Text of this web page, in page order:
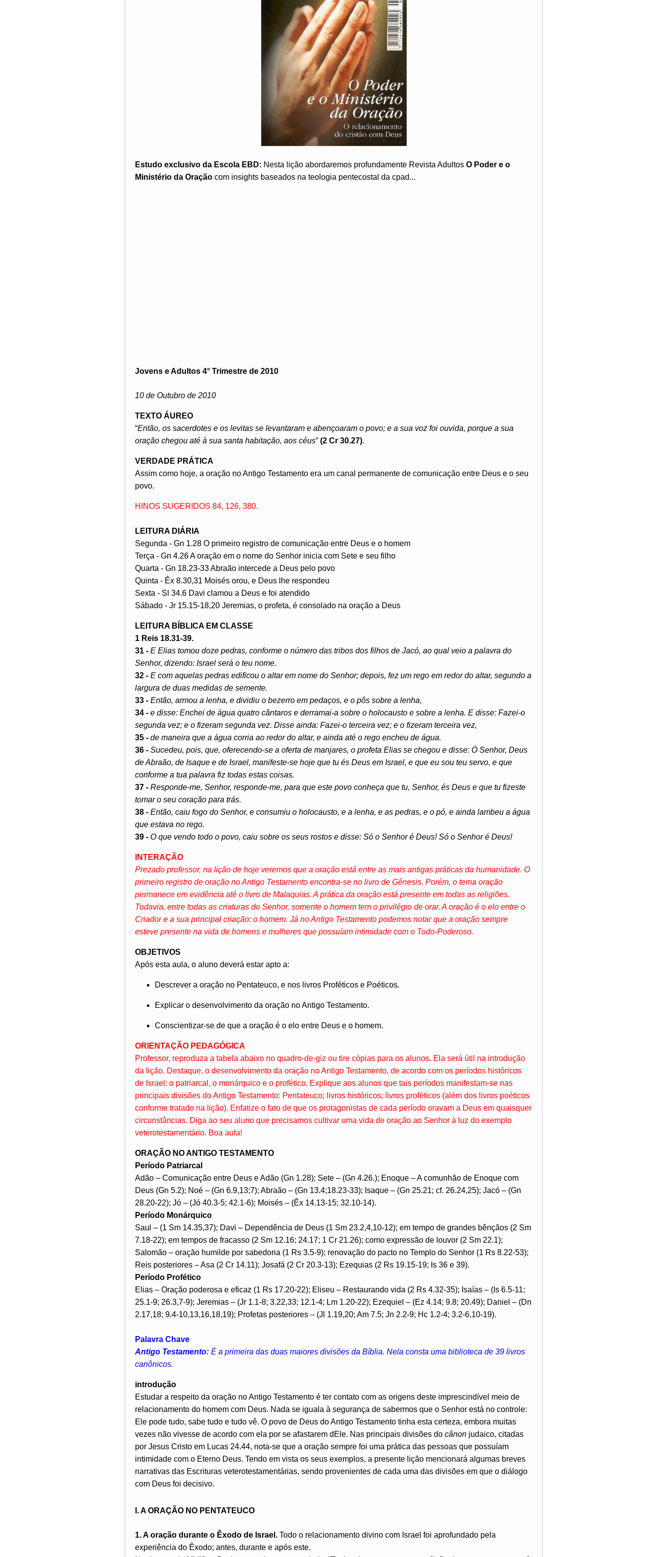
Estudo exclusivo da Escola EBD: Nesta lição abordaremos profundamente Revista Adultos O Poder e o
Ministério da Oração com insights baseados na teologia pentecostal da cpad...
Jovens e Adultos 4° Trimestre de 2010
10 de Outubro de 2010
TEXTO ÁUREO
“Então, os sacerdotes e os levitas se levantaram e abençoaram o povo; e a sua voz foi ouvida, porque a sua
oração chegou até à sua santa habitação, aos céus” (2 Cr 30.27).
VERDADE PRÁTICA
Assim como hoje, a oração no Antigo Testamento era um canal permanente de comunicação entre Deus e o seu
povo.
HINOS SUGERIDOS 84, 126, 380.​​​​​​​
LEITURA DIÁRIA
Segunda - Gn 1.28 O primeiro registro de comunicação entre Deus e o homem
Terça - Gn 4.26 A oração em o nome do Senhor inicia com Sete e seu filho
Quarta - Gn 18.23-33 Abraão intercede a Deus pelo povo
Quinta - Êx 8.30,31 Moisés orou, e Deus lhe respondeu
Sexta - Sl 34.6 Davi clamou a Deus e foi atendido
Sábado - Jr 15.15-18,20 Jeremias, o profeta, é consolado na oração a Deus
LEITURA BÍBLICA EM CLASSE
1 Reis 18.31-39.
31 - E Elias tomou doze pedras, conforme o número das tribos dos filhos de Jacó, ao qual veio a palavra do
Senhor, dizendo: Israel será o teu nome.
32 - E com aquelas pedras edificou o altar em nome do Senhor; depois, fez um rego em redor do altar, segundo a
largura de duas medidas de semente.
33 - Então, armou a lenha, e dividiu o bezerro em pedaços, e o pôs sobre a lenha,
34 - e disse: Enchei de água quatro cântaros e derramai-a sobre o holocausto e sobre a lenha. E disse: Fazei-o
segunda vez; e o fizeram segunda vez. Disse ainda: Fazei-o terceira vez; e o fizeram terceira vez,
35 - de maneira que a água corria ao redor do altar, e ainda até o rego encheu de água.
36 - Sucedeu, pois, que, oferecendo-se a oferta de manjares, o profeta Elias se chegou e disse: Ó Senhor, Deus
de Abraão, de Isaque e de Israel, manifeste-se hoje que tu és Deus em Israel, e que eu sou teu servo, e que
conforme a tua palavra fiz todas estas coisas.
37 - Responde-me, Senhor, responde-me, para que este povo conheça que tu, Senhor, és Deus e que tu fizeste
tomar o seu coração para trás.
38 - Então, caiu fogo do Senhor, e consumiu o holocausto, e a lenha, e as pedras, e o pó, e ainda lambeu a água
que estava no rego.
39 - O que vendo todo o povo, caiu sobre os seus rostos e disse: Só o Senhor é Deus! Só o Senhor é Deus!
INTERAÇÃO
Prezado professor, na lição de hoje veremos que a oração está entre as mais antigas práticas da humanidade. O
primeiro registro de oração no Antigo Testamento encontra-se no livro de Gênesis. Porém, o tema oração
permanece em evidência até o livro de Malaquias. A prática da oração está presente em todas as religiões.
Todavia, entre todas as criaturas do Senhor, somente o homem tem o privilégio de orar. A oração é o elo entre o
Criador e a sua principal criação: o homem. Já no Antigo Testamento podemos notar que a oração sempre
esteve presente na vida de homens e mulheres que possuíam intimidade com o Todo-Poderoso.
OBJETIVOS
Após esta aula, o aluno deverá estar apto a:
Descrever a oração no Pentateuco, e nos livros Proféticos e Poéticos.
Explicar o desenvolvimento da oração no Antigo Testamento.
Conscientizar-se de que a oração é o elo entre Deus e o homem.
ORIENTAÇÃO PEDAGÓGICA
Professor, reproduza a tabela abaixo no quadro-de-giz ou tire cópias para os alunos. Ela será útil na introdução
da lição. Destaque, o desenvolvimento da oração no Antigo Testamento, de acordo com os períodos históricos
de Israel: o patriarcal, o monárquico e o profético. Explique aos alunos que tais períodos manifestam-se nas
principais divisões do Antigo Testamento: Pentateuco; livros históricos; livros proféticos (além dos livros poéticos
conforme tratado na lição). Enfatize o fato de que os protagonistas de cada período oravam a Deus em quaisquer
circunstâncias. Diga ao seu aluno que precisamos cultivar uma vida de oração ao Senhor à luz do exemplo
veterotestamentário. Boa aula!
ORAÇÃO NO ANTIGO TESTAMENTO
Período Patriarcal
Adão – Comunicação entre Deus e Adão (Gn 1.28); Sete – (Gn 4.26.); Enoque – A comunhão de Enoque com
Deus (Gn 5.2); Noé – (Gn 6.9,13;7); Abraão – (Gn 13.4;18.23-33); Isaque – (Gn 25.21; cf. 26.24,25); Jacó – (Gn
28.20-22); Jó – (Jó 40.3-5; 42.1-6); Moisés – (Êx 14.13-15; 32.10-14).
Período Monárquico
Saul – (1 Sm 14.35,37); Davi – Dependência de Deus (1 Sm 23.2,4,10-12); em tempo de grandes bênçãos (2 Sm
7.18-22); em tempos de fracasso (2 Sm 12.16; 24.17; 1 Cr 21.26); como expressão de louvor (2 Sm 22.1);
Salomão – oração humilde por sabedoria (1 Rs 3.5-9); renovação do pacto no Templo do Senhor (1 Rs 8.22-53);
Reis posteriores – Asa (2 Cr 14.11); Josafá (2 Cr 20.3-13); Ezequias (2 Rs 19.15-19; Is 36 e 39).
Período Profético
Elias – Oração poderosa e eficaz (1 Rs 17.20-22); Eliseu – Restaurando vida (2 Rs 4.32-35); Isaías – (Is 6.5-11;
25.1-9; 26.3,7-9); Jeremias – (Jr 1.1-8; 3.22,33; 12.1-4; Lm 1.20-22); Ezequiel – (Ez 4.14; 9.8; 20.49); Daniel – (Dn
2.17,18; 9.4-10,13,16,18,19); Profetas posteriores – (Jl 1.19,20; Am 7.5; Jn 2.2-9; Hc 1.2-4; 3.2-6,10-19).
Palavra Chave
Antigo Testamento: É a primeira das duas maiores divisões da Bíblia. Nela consta uma biblioteca de 39 livros
canônicos.
introdução
Estudar a respeito da oração no Antigo Testamento é ter contato com as origens deste imprescindível meio de
relacionamento do homem com Deus. Nada se iguala à segurança de sabermos que o Senhor está no controle:
Ele pode tudo, sabe tudo e tudo vê. O povo de Deus do Antigo Testamento tinha esta certeza, embora muitas
vezes não vivesse de acordo com ela por se afastarem dEle. Nas principais divisões do cânon judaico, citadas
por Jesus Cristo em Lucas 24.44, nota-se que a oração sempre foi uma prática das pessoas que possuíam
intimidade com o Eterno Deus. Tendo em vista os seus exemplos, a presente lição mencionará algumas breves
narrativas das Escrituras veterotestamentárias, sendo provenientes de cada uma das divisões em que o diálogo
com Deus foi decisivo.
I. A ORAÇÃO NO PENTATEUCO
1. A oração durante o Êxodo de Israel. Todo o relacionamento divino com Israel foi aprofundado pela
experiência do Êxodo; antes, durante e após este.